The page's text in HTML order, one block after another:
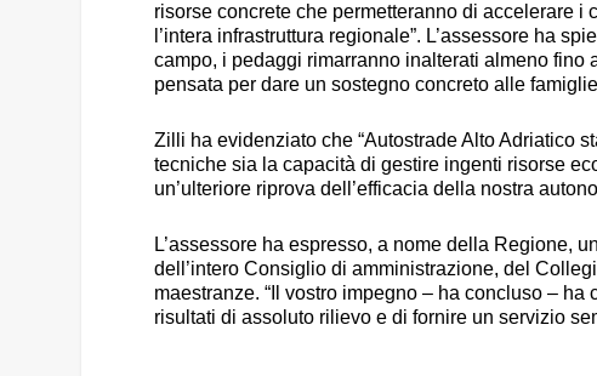
risorse concrete che permetteranno di accelerare
l’intera infrastruttura regionale”. L’assessore ha
campo, i pedaggi rimarranno inalterati almeno fino
pensata per dare un sostegno concreto alle
Zilli ha evidenziato che “Autostrade Alto Adriatico
tecniche sia la capacità di gestire ingenti risorse
un’ulteriore riprova dell’efficacia della nostra
L’assessore ha espresso, a nome della Regione,
dell’intero Consiglio di amministrazione, del
maestranze. “Il vostro impegno – ha concluso –
risultati di assoluto rilievo e di fornire un servizio